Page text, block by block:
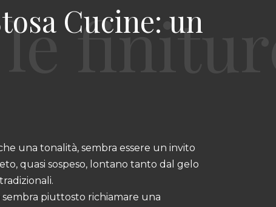
Cucine: un
una tonalità, sembra essere un invito
quasi sospeso, lontano tanto dal gelo
piuttosto richiamare una